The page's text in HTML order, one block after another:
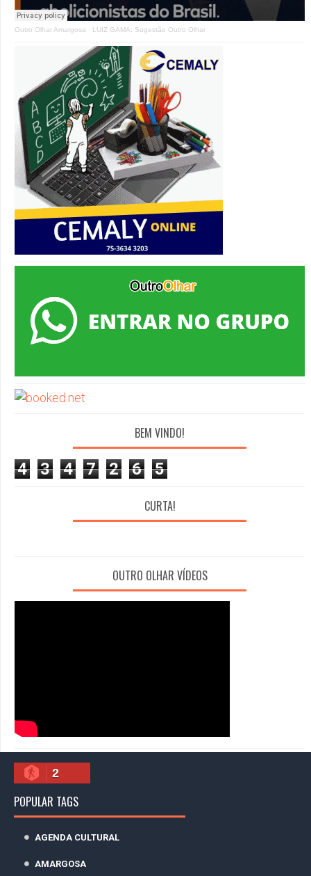
Outro Olhar Amargosa · LUIZ GAMA: Sugestão Outro Olhar
BEM VINDO!
4 3 4 7 2 6 5
CURTA!
OUTRO OLHAR VÍDEOS
2
POPULAR TAGS
AGENDA CULTURAL
AMARGOSA